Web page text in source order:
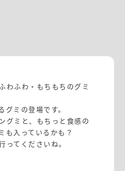
わふわ・もちもちのグミ
ミの登場です。
グミと、もちっと食感の
も入っているかも？
ってくださいね。